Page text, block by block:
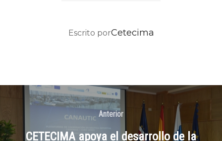
AUTOR DE LA PUBLICACIÓN
Escrito porCetecima
Anterior
CETECIMA apoya el desarrollo de la